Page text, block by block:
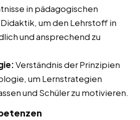
in pädagogischen
um den Lehrstoff in
und ansprechend zu
Verständnis der Prinzipien
um Lernstrategien
und Schüler zu motivieren.